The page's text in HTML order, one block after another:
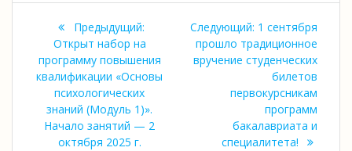
Навигация
по
записям
Предыдущий:Предыдущая
запись:
Открыт набор на
программу повышения
квалификации «Основы
психологических
знаний (Модуль 1)».
Начало занятий — 2
октября 2025 г.
Следующий: Следующая
запись:
1 сентября
прошло традиционное
вручение студенческих
билетов
первокурсникам
программ
бакалавриата и
специалитета!